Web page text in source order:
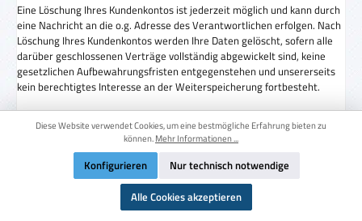
Eine Löschung Ihres Kundenkontos ist jederzeit möglich und kann durch
eine Nachricht an die o.g. Adresse des Verantwortlichen erfolgen. Nach
Löschung Ihres Kundenkontos werden Ihre Daten gelöscht, sofern alle
darüber geschlossenen Verträge vollständig abgewickelt sind, keine
gesetzlichen Aufbewahrungsfristen entgegenstehen und unsererseits
kein berechtigtes Interesse an der Weiterspeicherung fortbesteht.
7) Nutzung von Kundendaten zur Direktwerbung
Anmeldung zu unserem E-Mail-Newsletter
Wenn Sie sich zu unserem E-Mail Newsletter anmelden, übersenden
wir Ihnen regelmäßig Informationen zu unseren Angeboten.
Diese Website verwendet Cookies, um eine bestmögliche Erfahrung bieten zu
können.Mehr Informationen ...
Nur technisch notwendige
Konfigurieren
Alle Cookies akzeptieren